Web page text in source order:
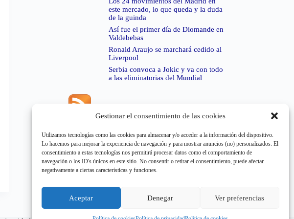
Gestionar el consentimiento de las cookies
Utilizamos tecnologías como las cookies para almacenar y/o acceder a la información del dispositivo.
Lo hacemos para mejorar la experiencia de navegación y para mostrar anuncios (no) personalizados. El
consentimiento a estas tecnologías nos permitirá procesar datos como el comportamiento de
navegación o los ID's únicos en este sitio. No consentir o retirar el consentimiento, puede afectar
negativamente a ciertas características y funciones.
Aceptar Denegar Ver preferencias
este mercado, lo que queda y la duda
de la guinda
Así fue el primer día de Diomande en
Valdebebas
Ronald Araujo se marchará cedido al
Liverpool
Serbia convoca a Jokic y va con todo
a las eliminatorias del Mundial
Error de RSS:Retrieved unsupported status code
"404"